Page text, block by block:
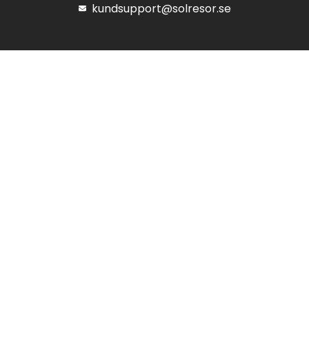
kundsupport@solresor.se